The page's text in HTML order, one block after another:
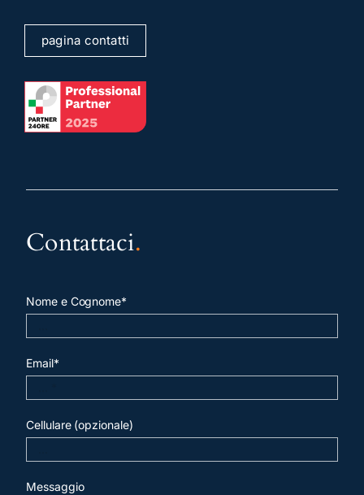
pagina contatti
Contattaci.
Nome e Cognome*
Email*
Cellulare (opzionale)
Messaggio